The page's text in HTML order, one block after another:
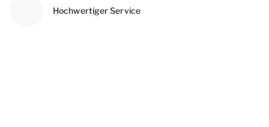
Hochwertiger Service